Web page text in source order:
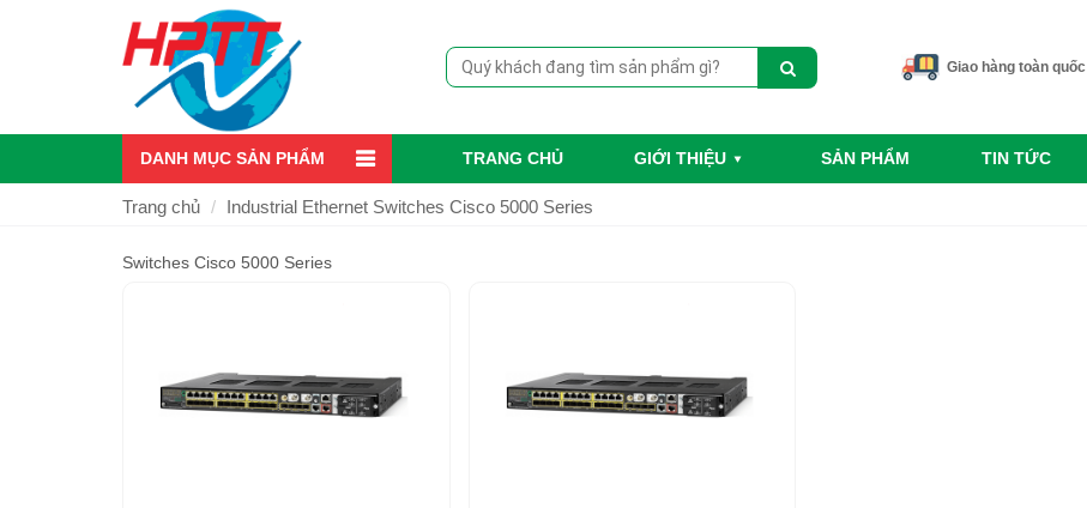
Giao hàng toàn quốc
DANH MỤC SẢN PHẨM TRANG CHỦ GIỚI THIỆU SẢN PHẨM TIN TỨC
Trang chủ Industrial Ethernet Switches Cisco 5000 Series
Switches Cisco 5000 Series